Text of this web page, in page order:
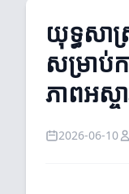
យុទ្ធសាស្
សម្រាប់
ភាពអស្ចា
2026-06-10